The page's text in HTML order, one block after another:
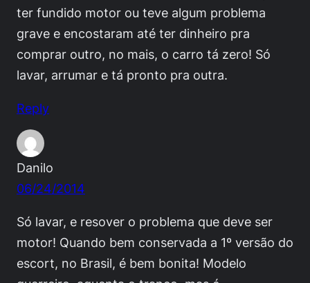
ter fundido motor ou teve algum problema
grave e encostaram até ter dinheiro pra
comprar outro, no mais, o carro tá zero! Só
lavar, arrumar e tá pronto pra outra.
Reply
Danilo
06/24/2014
Só lavar, e resover o problema que deve ser
motor! Quando bem conservada a 1º versão do
escort, no Brasil, é bem bonita! Modelo